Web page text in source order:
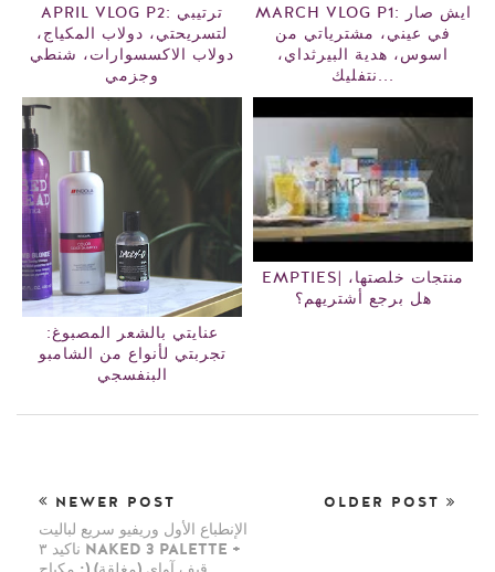
APRIL VLOG P2: ترتيبي
لتسريحتي، دولاب المكياج،
دولاب الاكسسوارات، شنطي
وجزمي
MARCH VLOG P1: ايش صار
في عيني، مشترياتي من
اسوس، هدية البيرثداي،
نتفليك...
عنايتي بالشعر المصبوغ:
تجربتي لأنواع من الشامبو
البنفسجي
EMPTIES| منتجات خلصتها،
هل برجع أشتريهم؟
NEWER POST
الإنطباع الأول وريفيو سريع لباليت
ناكيد ٣ NAKED 3 PALETTE +
OLDER POST